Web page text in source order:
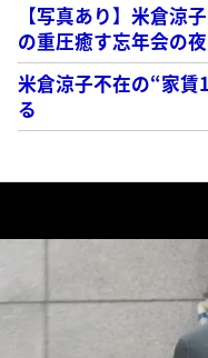
【写真あり】米倉涼
の重圧癒す忘年会の夜
米倉涼子不在の“家賃
る